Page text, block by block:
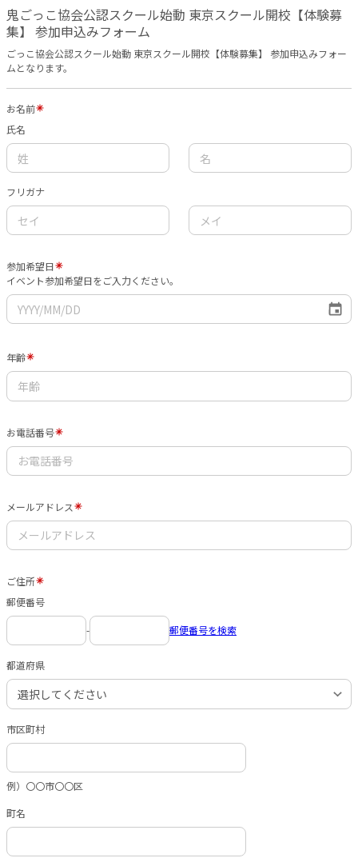
鬼ごっこ協会公認スクール始動 東京スクール開校【体験募
集】 参加申込みフォーム
ごっこ協会公認スクール始動 東京スクール開校【体験募集】 参加申込みフォー
ムとなります。
お名前
氏名
フリガナ
参加希望日
イベント参加希望日をご入力ください。
年齢
お電話番号
メールアドレス
ご住所
郵便番号
- 郵便番号を検索
都道府県
市区町村
例）〇〇市〇〇区
町名